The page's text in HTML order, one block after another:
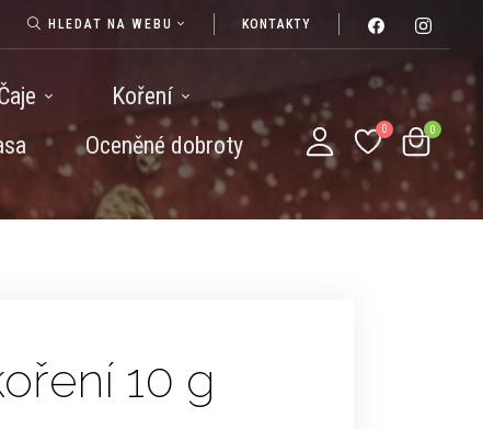
HLEDAT NA WEBU KONTAKTY
Koření
Oceněné dobroty
10 g